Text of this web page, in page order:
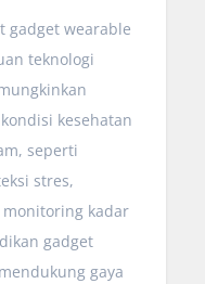
gadget wearable
teknologi
kesehatan
seperti
stres,
kadar
gadget
gaya